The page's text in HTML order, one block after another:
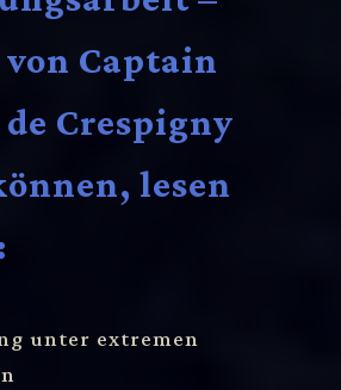
Captain
Crespigny
lesen
unter extremen